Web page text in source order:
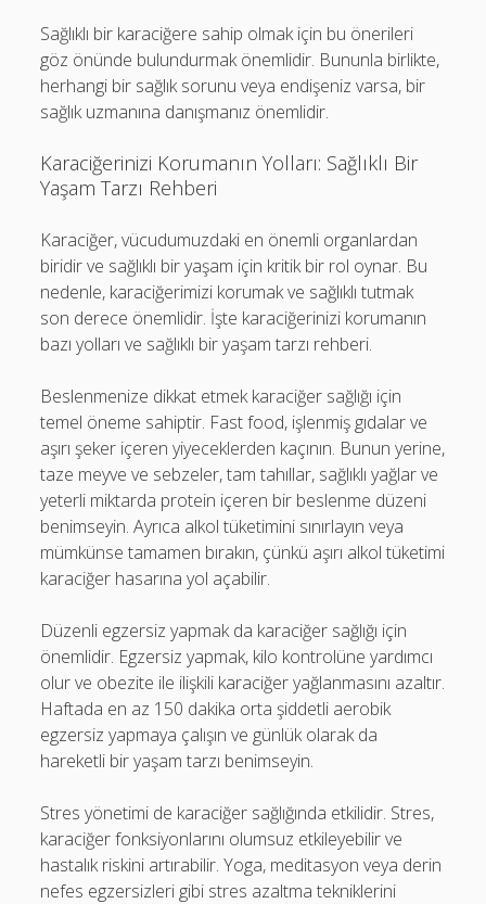
Sağlıklı bir karaciğere sahip olmak için bu önerileri
göz önünde bulundurmak önemlidir. Bununla birlikte,
herhangi bir sağlık sorunu veya endişeniz varsa, bir
sağlık uzmanına danışmanız önemlidir.
Karaciğerinizi Korumanın Yolları: Sağlıklı Bir
Yaşam Tarzı Rehberi
Karaciğer, vücudumuzdaki en önemli organlardan
biridir ve sağlıklı bir yaşam için kritik bir rol oynar. Bu
nedenle, karaciğerimizi korumak ve sağlıklı tutmak
son derece önemlidir. İşte karaciğerinizi korumanın
bazı yolları ve sağlıklı bir yaşam tarzı rehberi.
Beslenmenize dikkat etmek karaciğer sağlığı için
temel öneme sahiptir. Fast food, işlenmiş gıdalar ve
aşırı şeker içeren yiyeceklerden kaçının. Bunun yerine,
taze meyve ve sebzeler, tam tahıllar, sağlıklı yağlar ve
yeterli miktarda protein içeren bir beslenme düzeni
benimseyin. Ayrıca alkol tüketimini sınırlayın veya
mümkünse tamamen bırakın, çünkü aşırı alkol tüketimi
karaciğer hasarına yol açabilir.
Düzenli egzersiz yapmak da karaciğer sağlığı için
önemlidir. Egzersiz yapmak, kilo kontrolüne yardımcı
olur ve obezite ile ilişkili karaciğer yağlanmasını azaltır.
Haftada en az 150 dakika orta şiddetli aerobik
egzersiz yapmaya çalışın ve günlük olarak da
hareketli bir yaşam tarzı benimseyin.
Stres yönetimi de karaciğer sağlığında etkilidir. Stres,
karaciğer fonksiyonlarını olumsuz etkileyebilir ve
hastalık riskini artırabilir. Yoga, meditasyon veya derin
nefes egzersizleri gibi stres azaltma tekniklerini